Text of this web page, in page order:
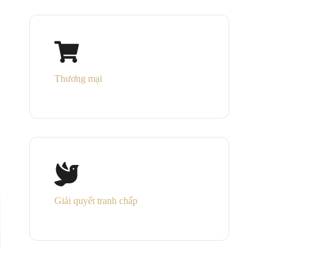
Thương mại
Giải quyết tranh chấp